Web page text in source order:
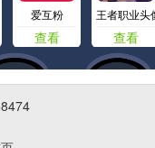
爱互粉
查看
王者职业头
查看